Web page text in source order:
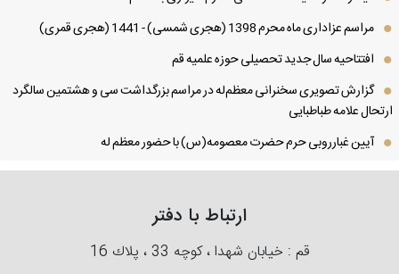
مراسم عزاداری ماه محرم 1398 (هجری شمسی) - 1441 (هجری قمری)
افتتاحیه سال جدید تحصیلی حوزه علمیه قم
گزارش تصویری سخنرانی معظم‌له در مراسم بزرگداشت سی و هشتمین سالگرد
علامه طباطبایی
آیین غبارروبی حرم حضرت معصومه(س) با حضور معظم له
ارتباط با دفتر
قم : خیابان شهدا ، كوچه 33 ، پلاك 16